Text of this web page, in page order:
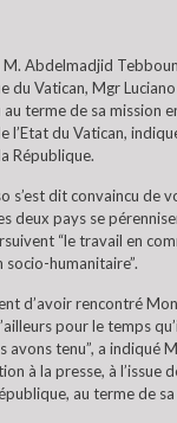
Abdelmadjid
du Vatican, Mgr
au terme de sa mission
l’Etat du Vatican,
République.
s’est dit convaincu de
deux pays se
“le travail en
humanitaire”.
d’avoir rencontré
pour le temps
avons tenu”, a indiqué
à la presse, à l’issue
au terme de